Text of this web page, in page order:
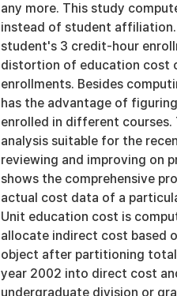
any more. This study
instead of student
student's 3 credit-hour
distortion of education cost
enrollments. Besides
has the advantage of
enrolled in different
analysis suitable for the
reviewing and improving on
shows the comprehensive
actual cost data of a
Unit education cost is
allocate indirect cost based
object after partitioning
year 2002 into direct cost
undergraduate division or